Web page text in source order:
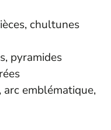
chultunes
pyramides
arc emblématique,